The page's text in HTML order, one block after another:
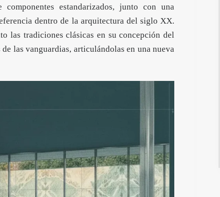
estandarizados, junto con una
dentro de la arquitectura del siglo XX.
las tradiciones clásicas en su concepción del
las vanguardias, articulándolas en una nueva